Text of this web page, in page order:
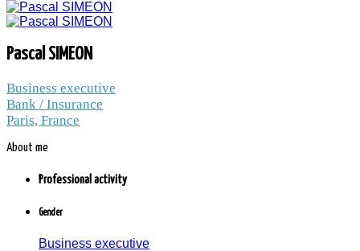
PASCAL SIMEON
Bank / Insurance / Paris, France
Member since: Saturday, 19 November 2022
Pascal SIMEON
Business executive
Bank / Insurance
Paris, France
About me
Professional activity
Gender
Business executive